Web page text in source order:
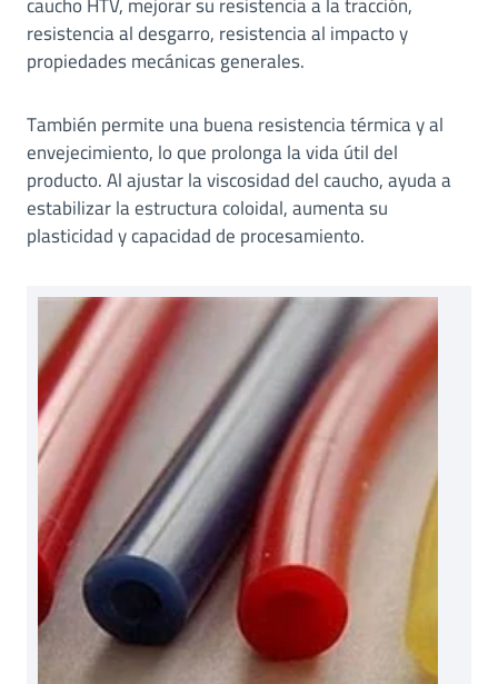
resistencia al desgarro, resistencia al impacto y
propiedades mecánicas generales.
También permite una buena resistencia térmica y al
envejecimiento, lo que prolonga la vida útil del
producto. Al ajustar la viscosidad del caucho, ayuda a
estabilizar la estructura coloidal, aumenta su
plasticidad y capacidad de procesamiento.